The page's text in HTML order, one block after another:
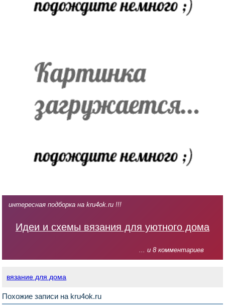
интересная подборка на kru4ok.ru !!!
Идеи и схемы вязания для уютного дома
... и 8 комментариев
вязание для дома
Похожие записи на kru4ok.ru